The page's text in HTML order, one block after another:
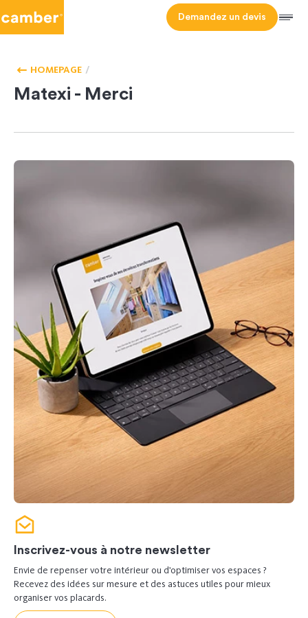
Demandez un devis Menu
HOMEPAGE
Matexi - Merci
Inscrivez-vous à notre newsletter
Envie de repenser votre intérieur ou d’optimiser vos espaces ?
Recevez des idées sur mesure et des astuces utiles pour mieux
organiser vos placards.